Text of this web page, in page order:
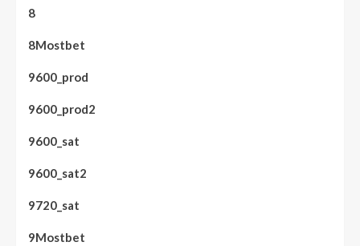
8
8Mostbet
9600_prod
9600_prod2
9600_sat
9600_sat2
9720_sat
9Mostbet